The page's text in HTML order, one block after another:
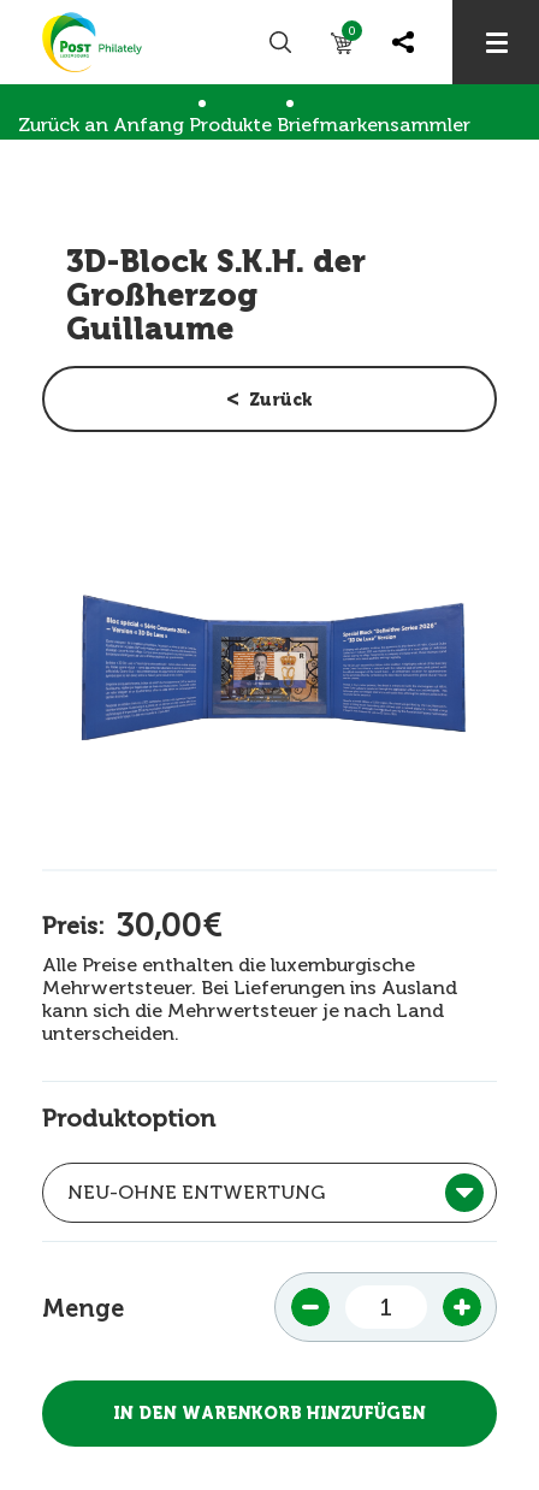
0
Zurück an Anfang Produkte Briefmarkensammler
3D-Block S.K.H. der
Großherzog
Guillaume
Zurück
Preis: 30,00€
Alle Preise enthalten die luxemburgische
Mehrwertsteuer. Bei Lieferungen ins Ausland
kann sich die Mehrwertsteuer je nach Land
unterscheiden.
Produktoption
Menge